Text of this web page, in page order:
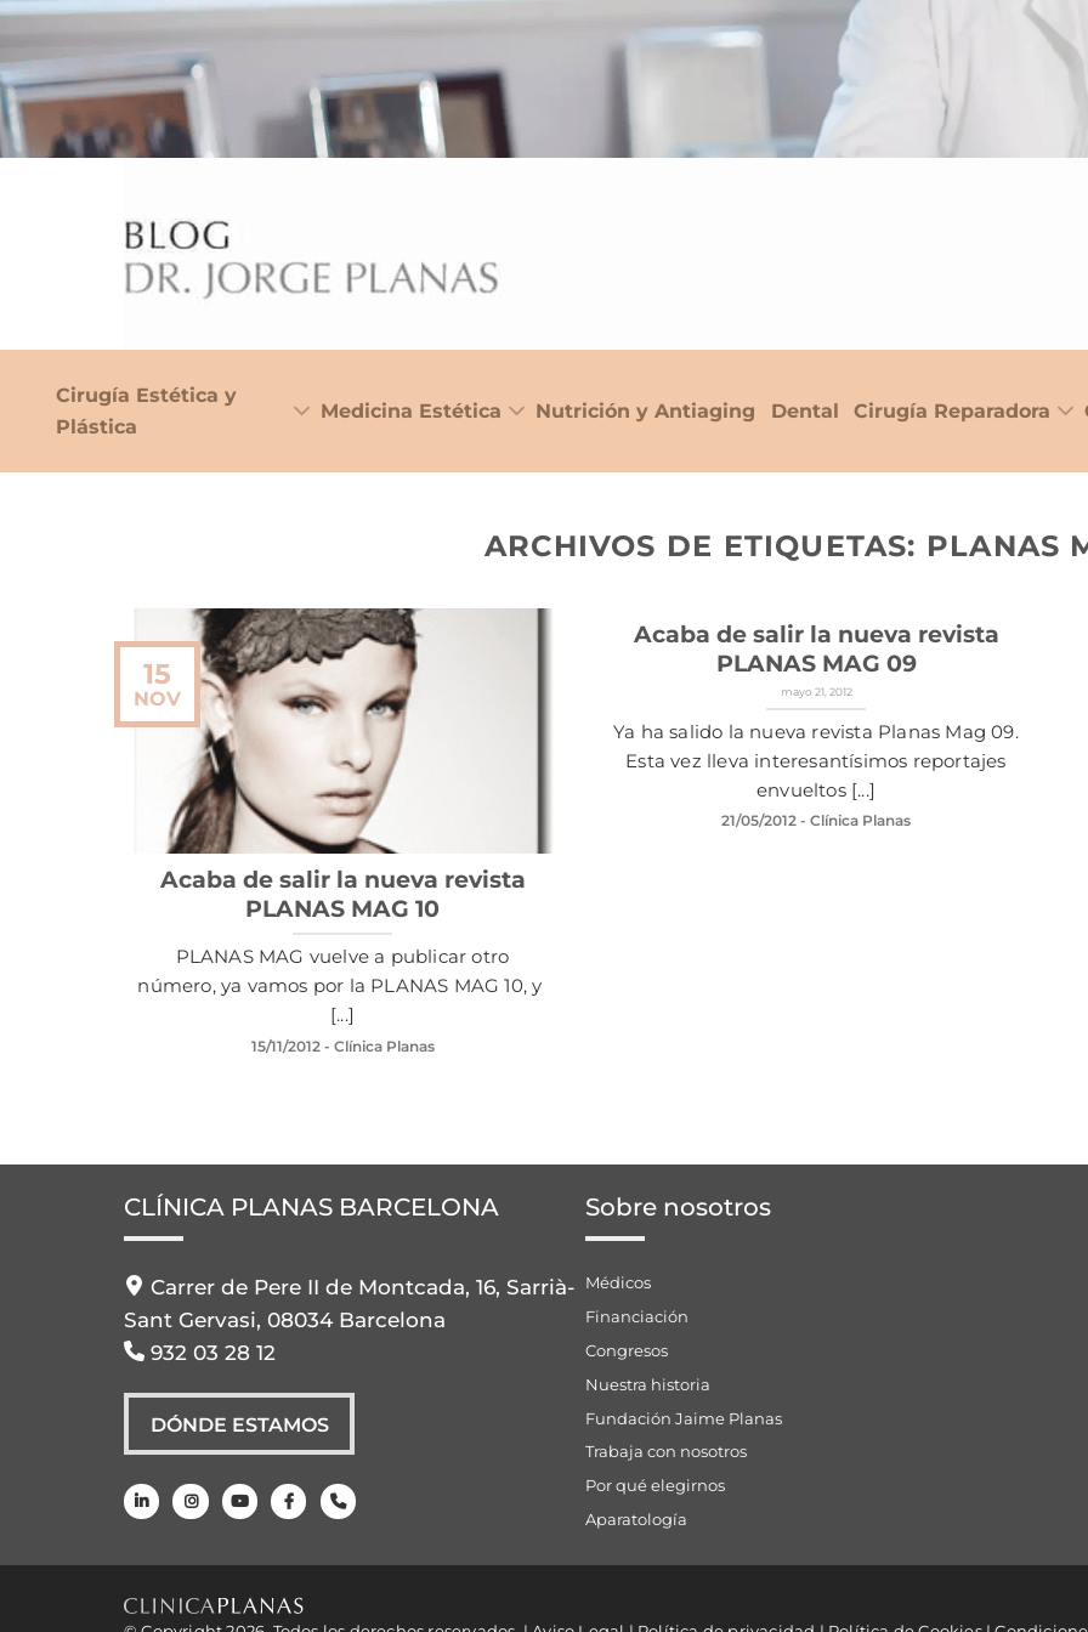
Cirugía Estética y
Plástica
Medicina Estética Nutrición y Antiaging Dental Cirugía Reparadora
ARCHIVOS DE ETIQUETAS: PLANAS
Acaba de salir la nueva revista
PLANAS MAG 10
PLANAS MAG vuelve a publicar otro
número, ya vamos por la PLANAS MAG 10, y
[...]
15/11/2012- Clínica Planas
15
NOV
Acaba de salir la nueva revista
PLANAS MAG 09
mayo 21, 2012
Ya ha salido la nueva revista Planas Mag 09.
Esta vez lleva interesantísimos reportajes
envueltos [...]
21/05/2012 - Clínica Planas
CLÍNICA PLANAS BARCELONA
Carrer de Pere II de Montcada, 16, Sarrià-
Sant Gervasi, 08034 Barcelona
932 03 28 12
DÓNDE ESTAMOS
Sobre nosotros
Médicos
Financiación
Congresos
Nuestra historia
Fundación Jaime Planas
Trabaja con nosotros
Por qué elegirnos
Aparatología